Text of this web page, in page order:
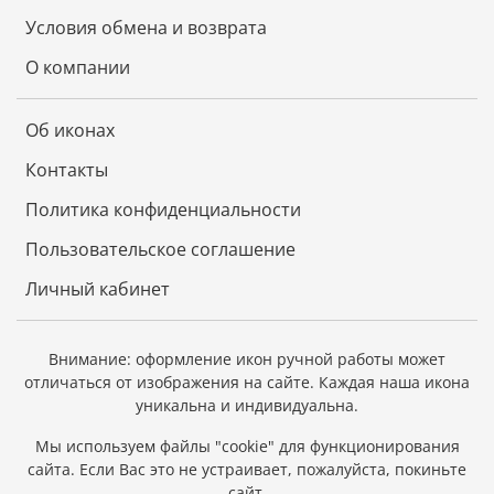
К каждой иконе прилагается номерное
свидетельство с полной информацией о ней.
Икона - лучший подарок, потому что, даря
икону, мы выражаем человеку высшую степень
христианской любви – пожелание спасения
души.
Условия обмена и возврата
О компании
Об иконах
Контакты
Политика конфиденциальности
Пользовательское соглашение
Личный кабинет
Внимание: оформление икон ручной работы может
отличаться от изображения на сайте. Каждая наша икона
уникальна и индивидуальна.
Мы используем файлы "cookie" для функционирования
сайта. Если Вас это не устраивает, пожалуйста, покиньте